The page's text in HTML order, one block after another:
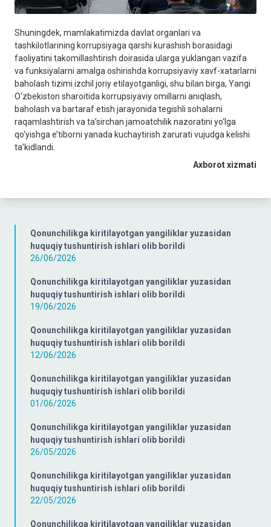
Qonunchilikga kiritilayotgan yangiliklar yuzasidan
huquqiy tushuntirish ishlari olib borildi
26/06/2026
Qonunchilikga kiritilayotgan yangiliklar yuzasidan
huquqiy tushuntirish ishlari olib borildi
19/06/2026
Qonunchilikga kiritilayotgan yangiliklar yuzasidan
huquqiy tushuntirish ishlari olib borildi
12/06/2026
Qonunchilikga kiritilayotgan yangiliklar yuzasidan
huquqiy tushuntirish ishlari olib borildi
01/06/2026
Qonunchilikga kiritilayotgan yangiliklar yuzasidan
huquqiy tushuntirish ishlari olib borildi
26/05/2026
Qonunchilikga kiritilayotgan yangiliklar yuzasidan
huquqiy tushuntirish ishlari olib borildi
22/05/2026
Qonunchilikga kiritilayotgan yangiliklar yuzasidan
Shuningdek, mamlakatimizda davlat organlari va
tashkilotlarining korrupsiyaga qarshi kurashish borasidagi
faoliyatini takomillashtirish doirasida ularga yuklangan vazifa
va funksiyalarni amalga oshirishda korrupsiyaviy xavf-xatarlarni
baholash tizimi izchil joriy etilayotganligi, shu bilan birga, Yangi
O‘zbekiston sharoitida korrupsiyaviy omillarni aniqlash,
baholash va bartaraf etish jarayonida tegishli sohalarni
raqamlashtirish va ta’sirchan jamoatchilik nazoratini yo‘lga
qo‘yishga e’tiborni yanada kuchaytirish zarurati vujudga kelishi
ta’kidlandi.
Axborot xizmati